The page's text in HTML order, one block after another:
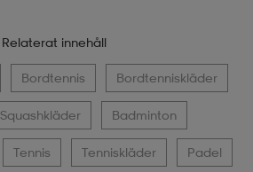
Relaterat innehåll
Bordtennis Bordtenniskläder
Squashkläder Badminton
Tennis Tenniskläder Padel